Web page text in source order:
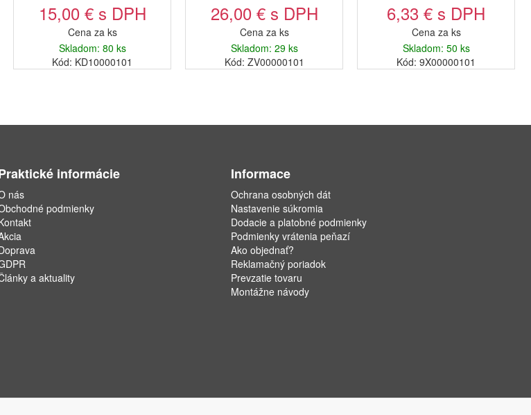
15,00 € s DPH
Cena za ks
Skladom: 80 ks
Kód: KD10000101
26,00 € s DPH
Cena za ks
Skladom: 29 ks
Kód: ZV00000101
6,33 € s DPH
Cena za ks
Skladom: 50 ks
Kód: 9X00000101
informácie
nás
podmienky
a aktuality
Informace
Ochrana osobných dát
Nastavenie súkromia
Dodacie a platobné podmienky
Podmienky vrátenia peňazí
Ako objednať?
Reklamačný poriadok
Prevzatie tovaru
Montážne návody